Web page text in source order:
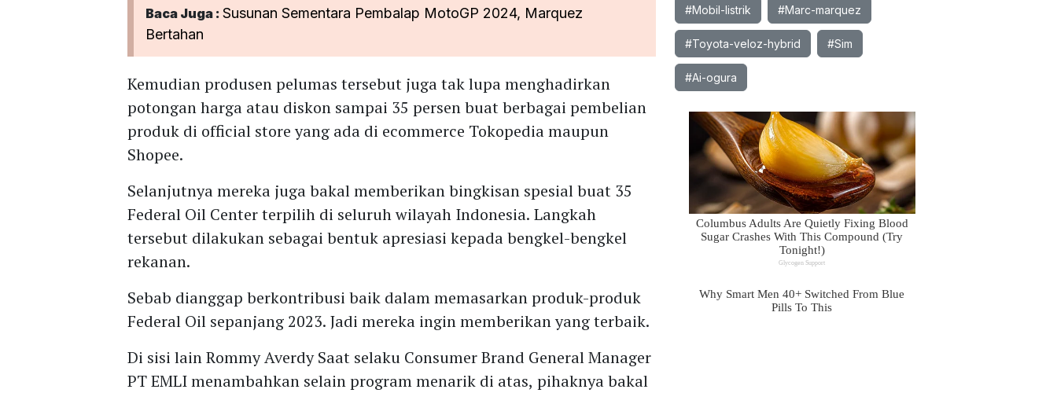
Baca Juga :Susunan Sementara Pembalap MotoGP 2024, Marquez
Bertahan
Kemudian produsen pelumas tersebut juga tak lupa menghadirkan
potongan harga atau diskon sampai 35 persen buat berbagai pembelian
produk di official store yang ada di ecommerce Tokopedia maupun
Shopee.
Selanjutnya mereka juga bakal memberikan bingkisan spesial buat 35
Federal Oil Center terpilih di seluruh wilayah Indonesia. Langkah
tersebut dilakukan sebagai bentuk apresiasi kepada bengkel-bengkel
rekanan.
Sebab dianggap berkontribusi baik dalam memasarkan produk-produk
Federal Oil sepanjang 2023. Jadi mereka ingin memberikan yang terbaik.
Di sisi lain Rommy Averdy Saat selaku Consumer Brand General Manager
PT EMLI menambahkan selain program menarik di atas, pihaknya bakal
#Mobil-listrik #Marc-marquez
#Toyota-veloz-hybrid #Sim
#Ai-ogura